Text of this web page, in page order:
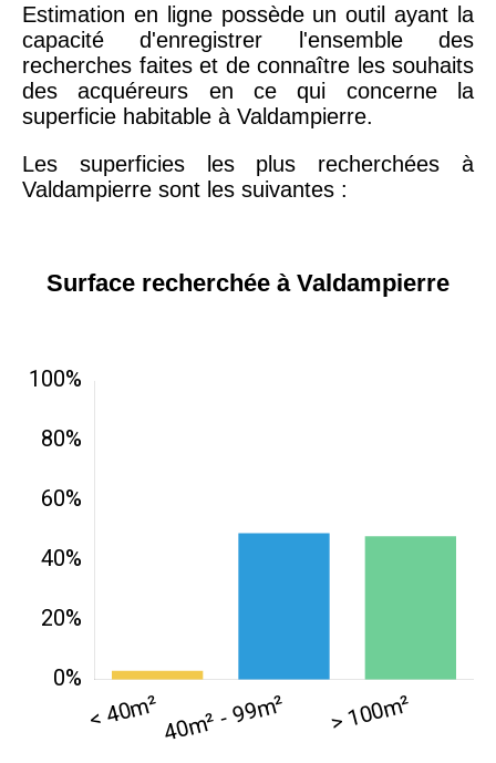
Estimation en ligne possède un outil ayant la
capacité d'enregistrer l'ensemble des
recherches faites et de connaître les souhaits
des acquéreurs en ce qui concerne la
superficie habitable à Valdampierre.
Les superficies les plus recherchées à
Valdampierre sont les suivantes :
Surface recherchée à Valdampierre